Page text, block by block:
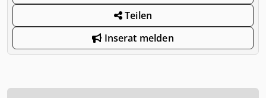
Teilen
Inserat melden